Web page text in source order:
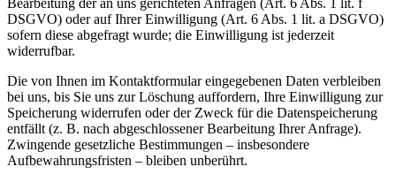
Bearbeitung der an uns gerichteten Anfragen (Art. 6 Abs. 1 lit. f
DSGVO) oder auf Ihrer Einwilligung (Art. 6 Abs. 1 lit. a DSGVO)
sofern diese abgefragt wurde; die Einwilligung ist jederzeit
widerrufbar.
Die von Ihnen im Kontaktformular eingegebenen Daten verbleiben
bei uns, bis Sie uns zur Löschung auffordern, Ihre Einwilligung zur
Speicherung widerrufen oder der Zweck für die Datenspeicherung
entfällt (z. B. nach abgeschlossener Bearbeitung Ihrer Anfrage).
Zwingende gesetzliche Bestimmungen – insbesondere
Aufbewahrungsfristen – bleiben unberührt.